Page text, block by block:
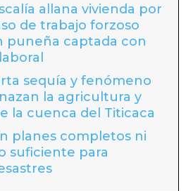
allana vivienda por
de trabajo forzoso
puneña captada con
sequía y fenómeno
la agricultura y
la cuenca del Titicaca
planes completos ni
suficiente para